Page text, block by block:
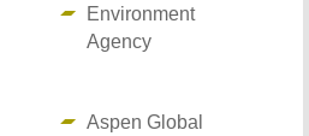
Environment
Agency
Aspen Global